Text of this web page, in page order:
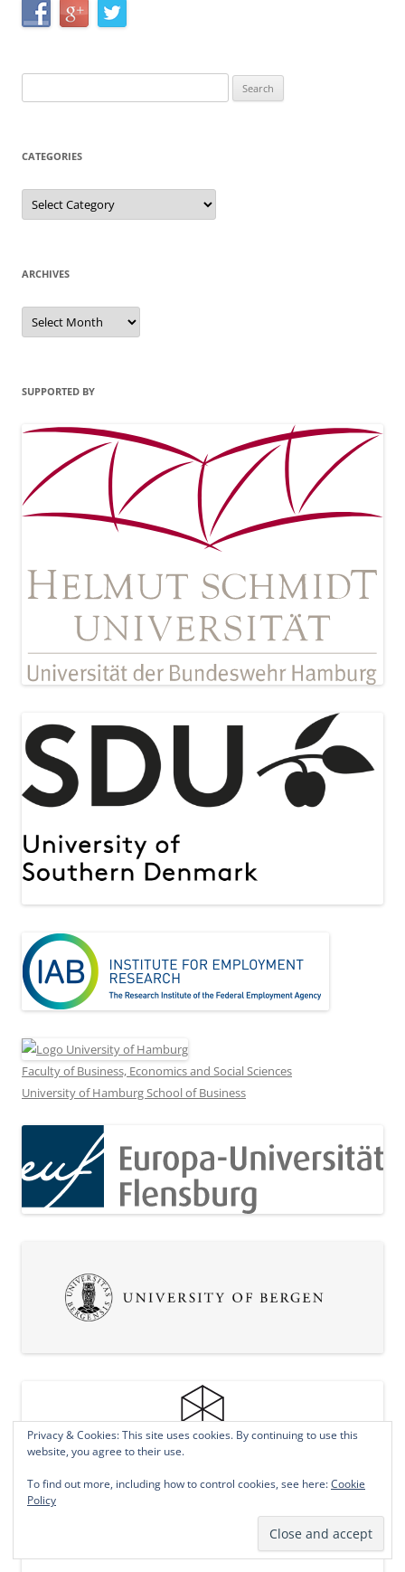
for:
CATEGORIES
Categories
ARCHIVES
Archives
SUPPORTED BY
Faculty of Business, Economics and Social Sciences
University of Hamburg School of Business
Privacy & Cookies: This site uses cookies. By continuing to use this
website, you agree to their use.
To find out more, including how to control cookies, see here:Cookie
Policy